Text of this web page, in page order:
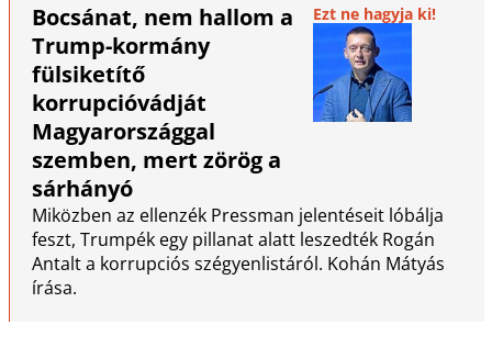
Bocsánat, nem hallom a
Trump-kormány
fülsiketítő
korrupcióvádját
Magyarországgal
szemben, mert zörög a
sárhányó
Ezt ne hagyja ki!
Miközben az ellenzék Pressman jelentéseit lóbálja
feszt, Trumpék egy pillanat alatt leszedték Rogán
Antalt a korrupciós szégyenlistáról. Kohán Mátyás
írása.